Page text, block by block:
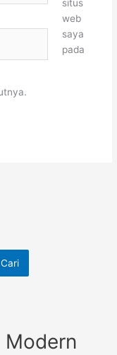
situs
web
saya
pada
Cari
Modern